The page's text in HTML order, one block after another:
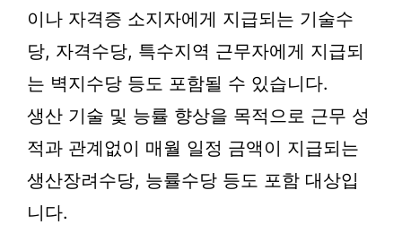
이나 자격증 소지자에게 지급되는 기술수
당, 자격수당, 특수지역 근무자에게 지급되
는 벽지수당 등도 포함될 수 있습니다.
생산 기술 및 능률 향상을 목적으로 근무 성
적과 관계없이 매월 일정 금액이 지급되는
생산장려수당, 능률수당 등도 포함 대상입
니다.